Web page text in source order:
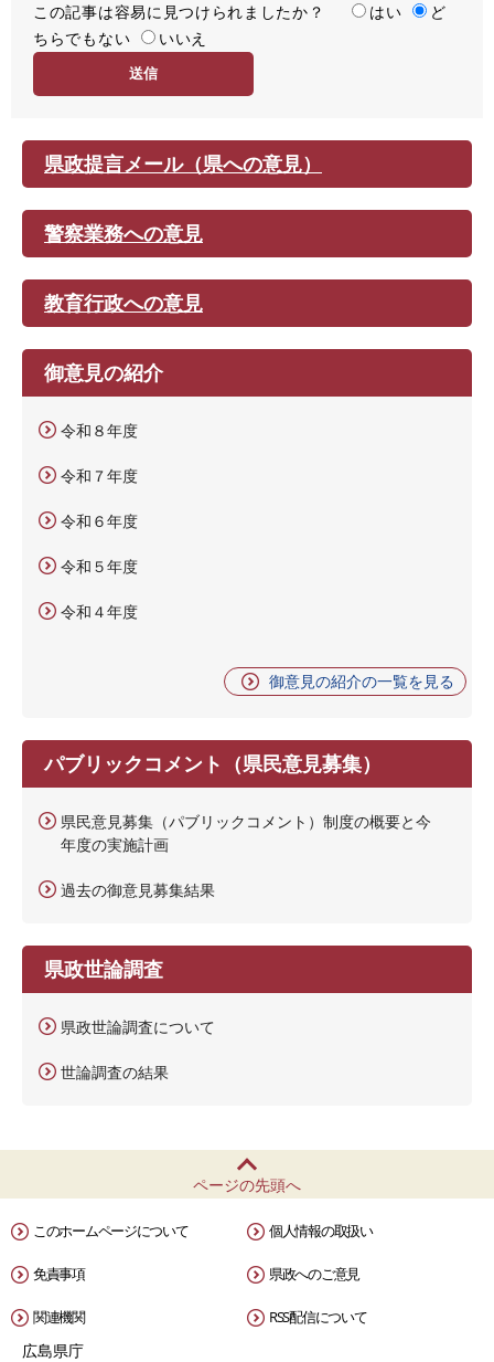
度
容
易
この記事は容易に見つけられましたか？ はい
ど
ちらでもない
いいえ
県政提言メール（県への意見）
警察業務への意見
教育行政への意見
御意見の紹介
令和８年度
令和７年度
令和６年度
令和５年度
令和４年度
御意見の紹介の一覧を見る
パブリックコメント（県民意見募集）
県民意見募集（パブリックコメント）制度の概要と今
年度の実施計画
過去の御意見募集結果
県政世論調査
県政世論調査について
世論調査の結果
ページの先頭へ
このホームページについて 個人情報の取扱い
免責事項 県政へのご意見
関連機関 RSS配信について
広島県庁